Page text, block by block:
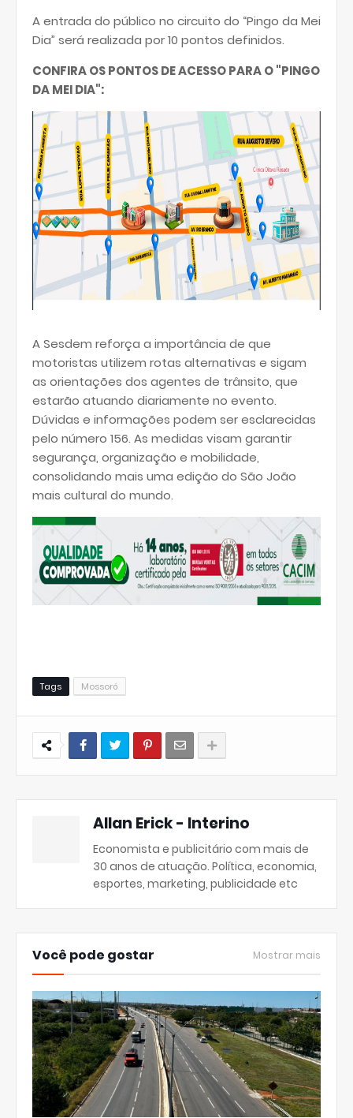
A entrada do público no circuito do “Pingo da Mei
Dia” será realizada por 10 pontos definidos.
CONFIRA OS PONTOS DE ACESSO PARA O "PINGO
DA MEI DIA":
A Sesdem reforça a importância de que
motoristas utilizem rotas alternativas e sigam
as orientações dos agentes de trânsito, que
estarão atuando diariamente no evento.
Dúvidas e informações podem ser esclarecidas
pelo número 156. As medidas visam garantir
segurança, organização e mobilidade,
consolidando mais uma edição do São João
mais cultural do mundo.
Tags Mossoró
Allan Erick - Interino
Economista e publicitário com mais de
30 anos de atuação. Política, economia,
esportes, marketing, publicidade etc
Você pode gostar Mostrar mais